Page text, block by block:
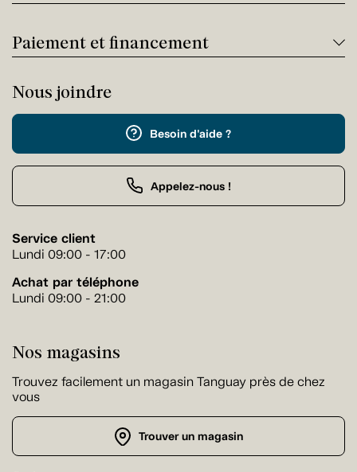
Paiement et financement
Nous joindre
Besoin d'aide ?
Appelez-nous !
Service client
Lundi 09:00 - 17:00
Achat par téléphone
Lundi 09:00 - 21:00
Nos magasins
Trouvez facilement un magasin Tanguay près de chez
vous
Trouver un magasin